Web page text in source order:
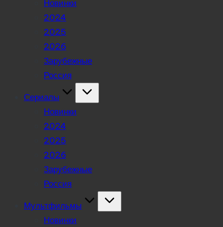
Новинки
2024
2025
2026
Зарубежные
Россия
Сериалы
Новинки
2024
2025
2026
Зарубежные
Россия
Мультфильмы
Новинки